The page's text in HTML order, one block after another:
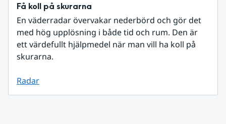
Få koll på skurarna
En väderradar övervakar nederbörd och gör det
med hög upplösning i både tid och rum. Den är
ett värdefullt hjälpmedel när man vill ha koll på
skurarna.
Radar